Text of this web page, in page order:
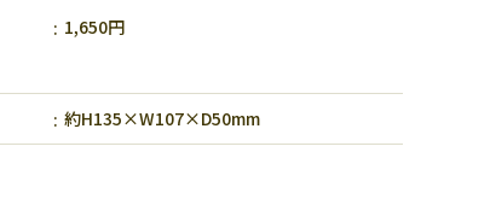
1,650円
約H135×W107×D50mm